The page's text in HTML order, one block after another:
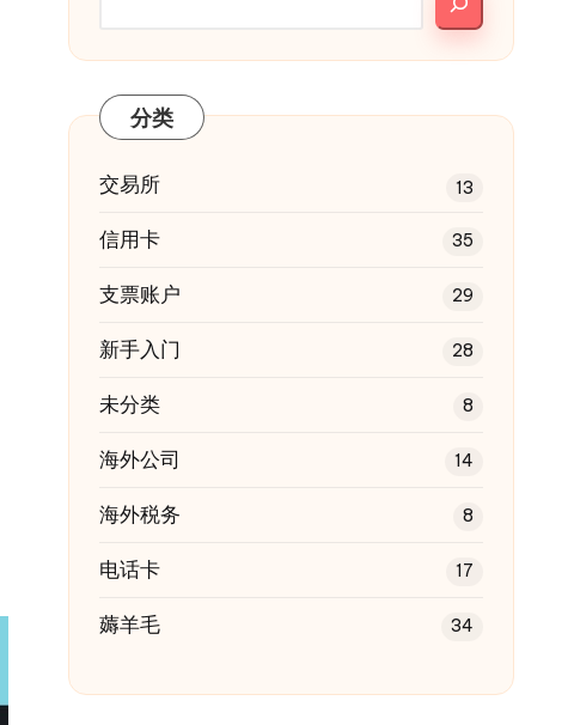
分类
交易所 13
信用卡 35
支票账户 29
新手入门 28
未分类 8
海外公司 14
海外税务 8
电话卡 17
薅羊毛 34